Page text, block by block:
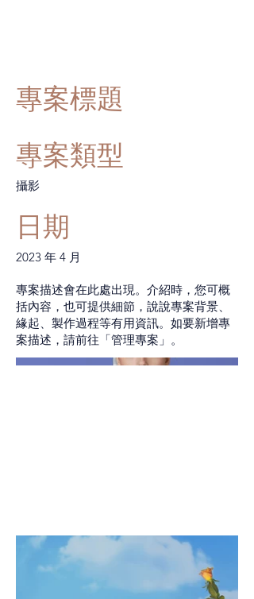
專案標題
專案類型
攝影
日期
2023 年 4 月
專案描述會在此處出現。介紹時，您可概
括內容，也可提供細節，說說專案背景、
緣起、製作過程等有用資訊。如要新增專
案描述，請前往「管理專案」。